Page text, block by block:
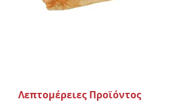
Λεπτομέρειες Προϊόντος